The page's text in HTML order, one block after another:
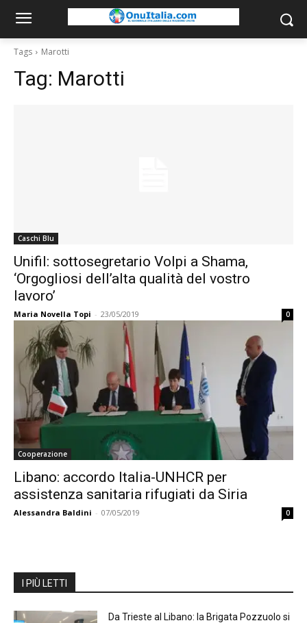
Tags Marotti
Tag: Marotti
Caschi Blu
Unifil: sottosegretario Volpi a Shama,
‘Orgogliosi dell’alta qualità del vostro
lavoro’
Maria Novella Topi - 23/05/2019 0
Cooperazione
Libano: accordo Italia-UNHCR per
assistenza sanitaria rifugiati da Siria
Alessandra Baldini - 07/05/2019 0
I PIÙ LETTI
Da Trieste al Libano: la Brigata Pozzuolo si